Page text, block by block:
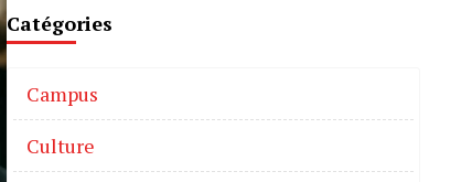
Catégories
Campus
Culture